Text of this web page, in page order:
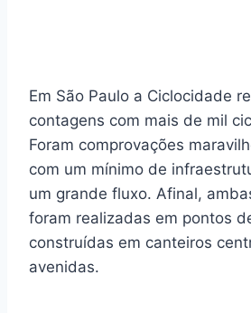
Em São Paulo a Ciclocidade
contagens com mais de mil
Foram comprovações
com um mínimo de
um grande fluxo. Afinal,
foram realizadas em pontos
construídas em canteiros
avenidas.